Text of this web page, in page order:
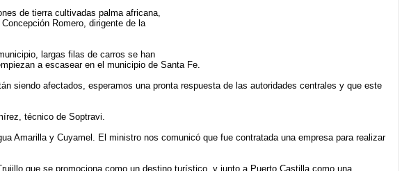
de tierra cultivadas palma africana,
Romero, dirigente de la
largas filas de carros se han
a escasear en el municipio de Santa Fe.
siendo afectados, esperamos una pronta respuesta de las autoridades centrales y que este
técnico de Soptravi.
Amarilla y Cuyamel. El ministro nos comunicó que fue contratada una empresa para realizar
que se promociona como un destino turístico, y junto a Puerto Castilla como una